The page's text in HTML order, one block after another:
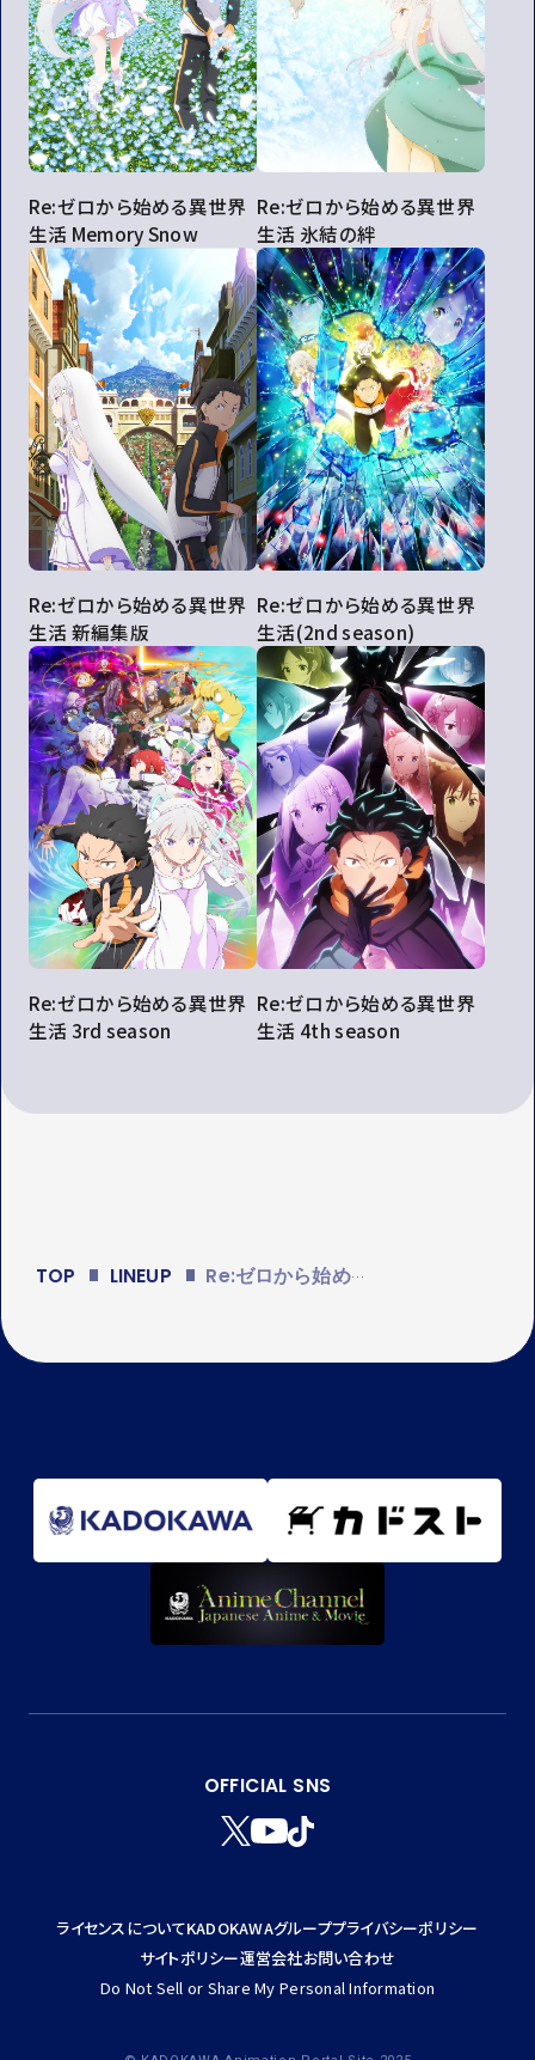
Re:ゼロから始める異世界
生活 Memory Snow
Re:ゼロから始める異世界
生活 氷結の絆
Re:ゼロから始める異世界
生活 新編集版
Re:ゼロから始める異世界
生活(2nd season)
Re:ゼロから始める異世界
生活 3rd season
Re:ゼロから始める異世界
生活 4th season
TOP LINEUP Re:ゼロから始める異世界生活
OFFICIAL SNS
T
T
E
R
Y
O
K
ライセンスについてKADOKAWAグループプライバシーポリシー
サイトポリシー運営会社お問い合わせ
Do Not Sell or Share My Personal Information